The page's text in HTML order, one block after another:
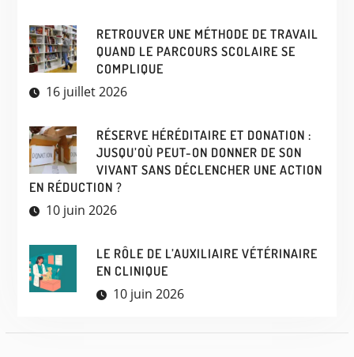
RETROUVER UNE MÉTHODE DE TRAVAIL
QUAND LE PARCOURS SCOLAIRE SE
COMPLIQUE
16 juillet 2026
RÉSERVE HÉRÉDITAIRE ET DONATION :
JUSQU’OÙ PEUT-ON DONNER DE SON
VIVANT SANS DÉCLENCHER UNE ACTION
EN RÉDUCTION ?
10 juin 2026
LE RÔLE DE L’AUXILIAIRE VÉTÉRINAIRE
EN CLINIQUE
10 juin 2026